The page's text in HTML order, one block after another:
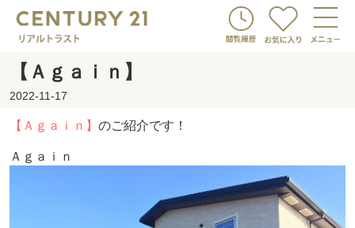
【Ａｇａｉｎ】
2022-11-17
【Ａｇａｉｎ】 のご紹介です！
Ａｇａｉｎ